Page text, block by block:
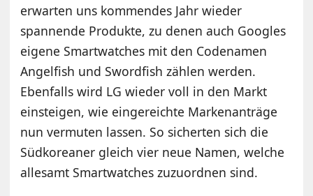
erwarten uns kommendes Jahr wieder
spannende Produkte, zu denen auch Googles
eigene Smartwatches mit den Codenamen
Angelfish und Swordfish zählen werden.
Ebenfalls wird LG wieder voll in den Markt
einsteigen, wie eingereichte Markenanträge
nun vermuten lassen. So sicherten sich die
Südkoreaner gleich vier neue Namen, welche
allesamt Smartwatches zuzuordnen sind.